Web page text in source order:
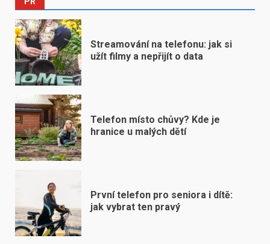
Streamování na telefonu: jak si
užít filmy a nepřijít o data
Telefon místo chůvy? Kde je
hranice u malých dětí
První telefon pro seniora i dítě:
jak vybrat ten pravý